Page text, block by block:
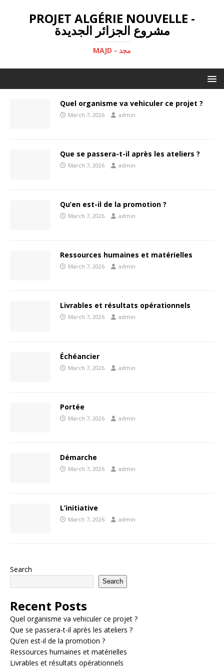
PROJET ALGÉRIE NOUVELLE -
مشروع الجزائر الجديدة
MAJD - مجد
Quel organisme va vehiculer ce projet ?
March 7, 2026 admin
Que se passera-t-il après les ateliers ?
March 7, 2026 admin
Qu’en est-il de la promotion ?
March 7, 2026 admin
Ressources humaines et matérielles
March 7, 2026 admin
Livrables et résultats opérationnels
March 7, 2026 admin
Échéancier
March 7, 2026 admin
Portée
March 7, 2026 admin
Démarche
March 7, 2026 admin
L’initiative
March 7, 2026 admin
Search
Search
Recent Posts
Quel organisme va vehiculer ce projet ?
Que se passera-t-il après les ateliers ?
Qu’en est-il de la promotion ?
Ressources humaines et matérielles
Livrables et résultats opérationnels